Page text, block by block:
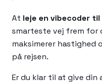
At leje en vibecoder
smarteste vej frem for
maksimerer
på rejsen.
Er du klar til at give din